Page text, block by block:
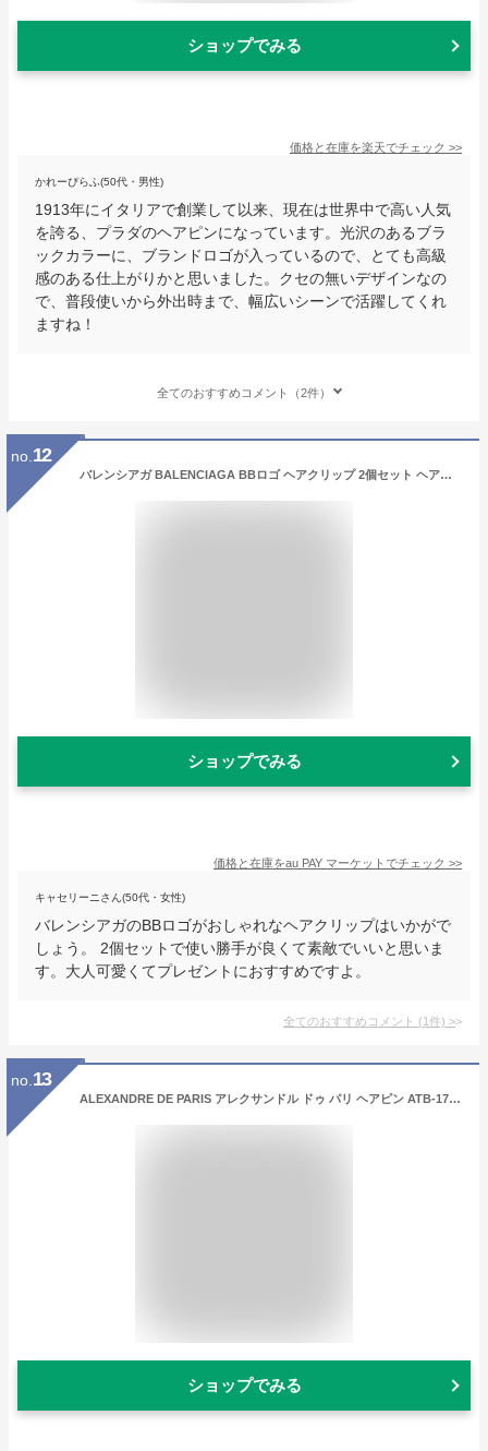
ショップでみる
価格と在庫を楽天でチェック >>
かれーぴらふ(50代・男性)
1913年にイタリアで創業して以来、現在は世界中で高い人気
を誇る、プラダのヘアピンになっています。光沢のあるブラ
ックカラーに、ブランドロゴが入っているので、とても高級
感のある仕上がりかと思いました。クセの無いデザインなの
で、普段使いから外出時まで、幅広いシーンで活躍してくれ
ますね！
全てのおすすめコメント（2件）
no. 12
バレンシアガ BALENCIAGA BBロゴ ヘアクリップ 2個セット ヘアアクセサリー ヘアピン 髪留め 699021 TZ01G 5610 ahbc00012l 髪どめ 大人
ショップでみる
価格と在庫をau PAY マーケット でチェック >>
キャセリーニさん(50代・女性)
バレンシアガのBBロゴがおしゃれなヘアクリップはいかがで
しょう。 2個セットで使い勝手が良くて素敵でいいと思いま
す。大人可愛くてプレゼントにおすすめですよ。
全てのおすすめコメント (1件) >
no. 13
ALEXANDRE DE PARIS アレクサンドル ドゥ パリ ヘアピン ATB-17501-03 レディース ボールピン パール 髪留め ヘアアクセサリー リボン カラー2色
ショップでみる